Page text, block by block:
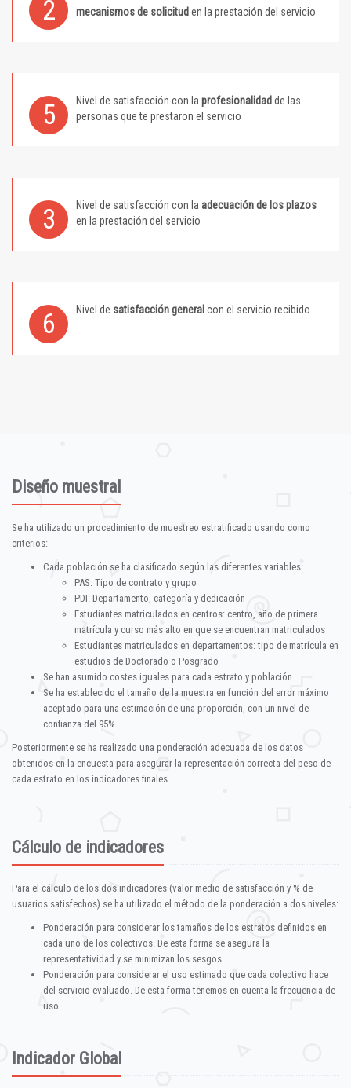
2
mecanismos de solicitud en la prestación del servicio
5 Nivel de satisfacción con la profesionalidad de las
personas que te prestaron el servicio
3 Nivel de satisfacción con la adecuación de los plazos
en la prestación del servicio
6 Nivel de satisfacción general con el servicio recibido
Diseño muestral
Se ha utilizado un procedimiento de muestreo estratificado usando como
criterios:
Cada población se ha clasificado según las diferentes variables:
PAS: Tipo de contrato y grupo
PDI: Departamento, categoría y dedicación
Estudiantes matriculados en centros: centro, año de primera
matrícula y curso más alto en que se encuentran matriculados
Estudiantes matriculados en departamentos: tipo de matrícula en
estudios de Doctorado o Posgrado
Se han asumido costes iguales para cada estrato y población
Se ha establecido el tamaño de la muestra en función del error máximo
aceptado para una estimación de una proporción, con un nivel de
confianza del 95%
Posteriormente se ha realizado una ponderación adecuada de los datos
obtenidos en la encuesta para asegurar la representación correcta del peso de
cada estrato en los indicadores finales.
Cálculo de indicadores
Para el cálculo de los dos indicadores (valor medio de satisfacción y % de
usuarios satisfechos) se ha utilizado el método de la ponderación a dos niveles:
Ponderación para considerar los tamaños de los estratos definidos en
cada uno de los colectivos. De esta forma se asegura la
representatividad y se minimizan los sesgos.
Ponderación para considerar el uso estimado que cada colectivo hace
del servicio evaluado. De esta forma tenemos en cuenta la frecuencia de
uso.
Indicador Global